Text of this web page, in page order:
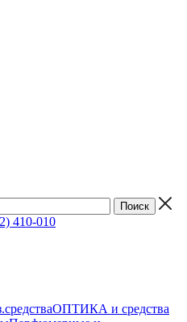
410-010
ОПТИКА и средства